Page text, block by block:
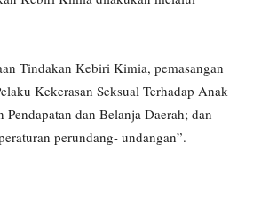
Tindakan Kebiri Kimia, pemasangan
Kekerasan Seksual Terhadap Anak
dan Belanja Daerah; dan
perundang- undangan”.